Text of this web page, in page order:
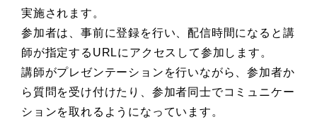
実施されます。
参加者は、事前に登録を行い、配信時間になると講
師が指定するURLにアクセスして参加します。
講師がプレゼンテーションを行いながら、参加者か
ら質問を受け付けたり、参加者同士でコミュニケー
ションを取れるようになっています。